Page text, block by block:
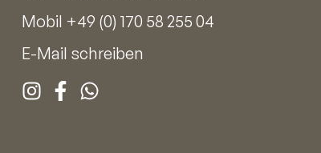
Mobil +49 (0) 170 58 255 04
E-Mail schreiben